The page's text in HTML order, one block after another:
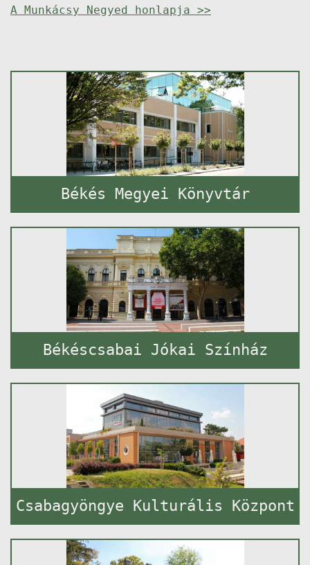
A Munkácsy Negyed honlapja >>
Békés Megyei Könyvtár
Békéscsabai Jókai Színház
Csabagyöngye Kulturális Központ